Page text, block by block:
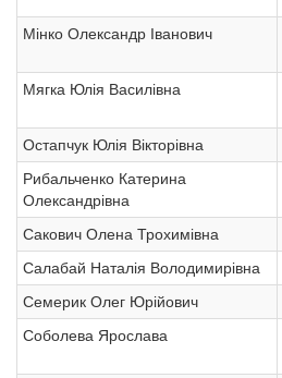
Мінко Олександр Іванович
Мягка Юлія Василівна
Остапчук Юлія Вікторівна
Рибальченко Катерина
Олександрівна
Сакович Олена Трохимівна
Салабай Наталія Володимирівна
Семерик Олег Юрійович
Соболева Ярослава